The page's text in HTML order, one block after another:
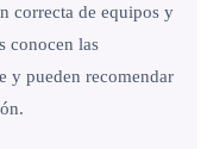
correcta de equipos y
conocen las
y pueden recomendar